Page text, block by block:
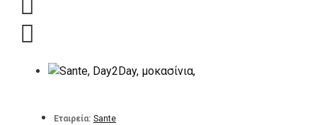
Εταιρεία: Sante